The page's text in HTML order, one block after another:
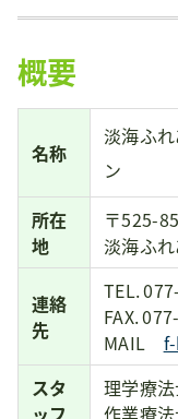
概要
名称
淡海ふ
ン
所在
地
〒525-
淡海ふ
連絡
先
TEL.
FAX.
MAIL
スタ
ッフ
理学療
作業療